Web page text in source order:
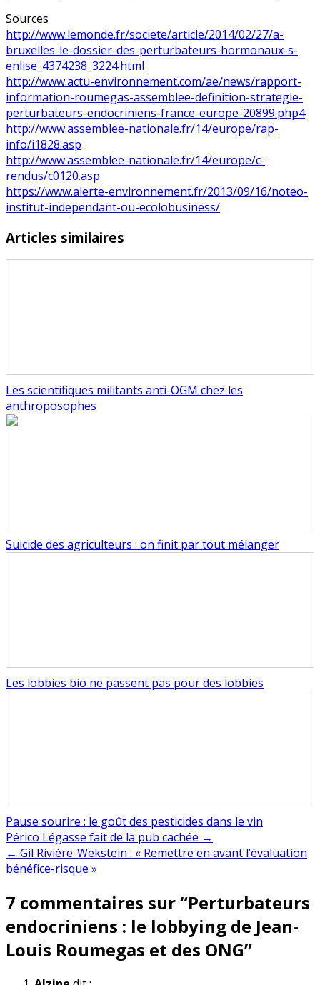
Sources
http://www.lemonde.fr/societe/article/2014/02/27/a-
bruxelles-le-dossier-des-perturbateurs-hormonaux-s-
enlise_4374238_3224.html
http://www.actu-environnement.com/ae/news/rapport-
information-roumegas-assemblee-definition-strategie-
perturbateurs-endocriniens-france-europe-20899.php4
http://www.assemblee-nationale.fr/14/europe/rap-
info/i1828.asp
http://www.assemblee-nationale.fr/14/europe/c-
rendus/c0120.asp
https://www.alerte-environnement.fr/2013/09/16/noteo-
institut-independant-ou-ecolobusiness/
Articles similaires
Les scientifiques militants anti-OGM chez les
anthroposophes
Suicide des agriculteurs : on finit par tout mélanger
Les lobbies bio ne passent pas pour des lobbies
Pause sourire : le goût des pesticides dans le vin
Navigation
de
Périco Légasse fait de la pub cachée →
← Gil Rivière-Wekstein : « Remettre en avant l’évaluation
bénéfice-risque »
7 commentaires sur “Perturbateurs
endocriniens : le lobbying de Jean-
Louis Roumegas et des ONG”